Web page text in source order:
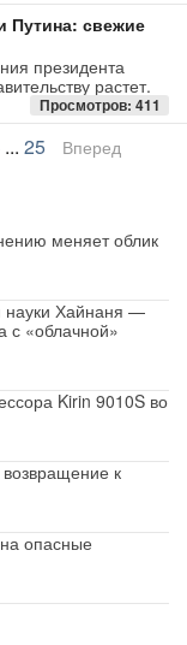
Путина: свежие
президента
растет.
Просмотров: 411
... 25 Вперед
меняет облик
науки Хайнаня —
с «облачной»
Kirin 9010S во
к
опасные